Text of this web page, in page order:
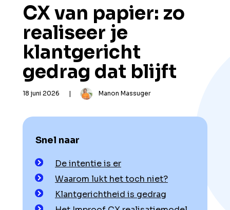
CX van papier: zo
realiseer je
klantgericht
gedrag dat blijft
18 juni 2026 | Manon Massuger
Snel naar
De intentie is er
Waarom lukt het toch niet?
Klantgerichtheid is gedrag